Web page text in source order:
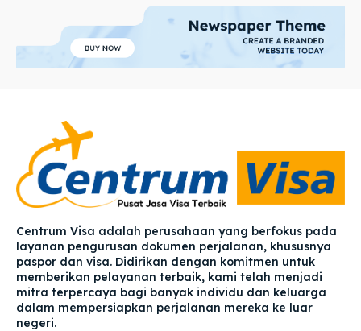
Centrum Visa adalah perusahaan yang berfokus pada
layanan pengurusan dokumen perjalanan, khususnya
paspor dan visa. Didirikan dengan komitmen untuk
memberikan pelayanan terbaik, kami telah menjadi
mitra terpercaya bagi banyak individu dan keluarga
dalam mempersiapkan perjalanan mereka ke luar
negeri.